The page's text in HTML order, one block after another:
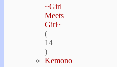
~Girl
Meets
Girl~
(
14
)
Kemono